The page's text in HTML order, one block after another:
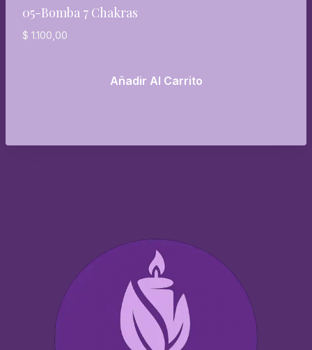
05-Bomba 7 Chakras
$ 1.100,00
Añadir Al Carrito